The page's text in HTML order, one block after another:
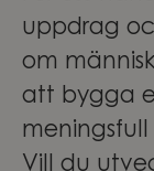
uppdrag
om
att bygga
Vill du